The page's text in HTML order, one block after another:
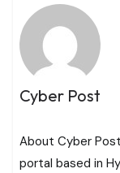
Cyber Post
About Cyber
portal based in